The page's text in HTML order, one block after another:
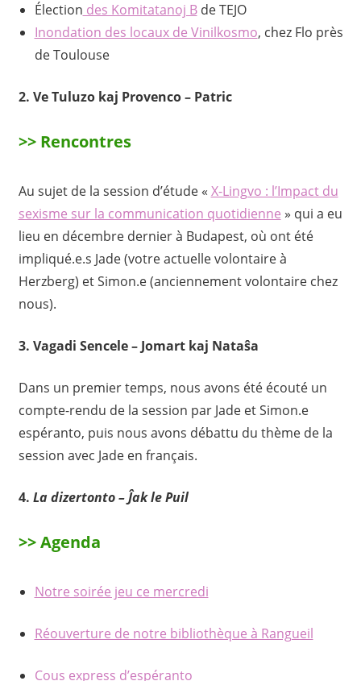
Élection des Komitatanoj Bde TEJO
Inondation des locaux de Vinilkosmo, chez Flo près
de Toulouse
2. Ve Tuluzo kaj Provenco – Patric
>> Rencontres
Au sujet de la session d’étude « X-Lingvo : l’Impact du
sexisme sur la communication quotidienne » qui a eu
lieu en décembre dernier à Budapest, où ont été
impliqué.e.s Jade (votre actuelle volontaire à
Herzberg) et Simon.e (anciennement volontaire chez
nous).
3. Vagadi Sencele – Jomart kaj Nataŝa
Dans un premier temps, nous avons été écouté un
compte-rendu de la session par Jade et Simon.e
espéranto, puis nous avons débattu du thème de la
session avec Jade en français.
4. La dizertonto – Ĵak le Puil
>> Agenda
Notre soirée jeu ce mercredi
Réouverture de notre bibliothèque à Rangueil
Cous express d’espéranto